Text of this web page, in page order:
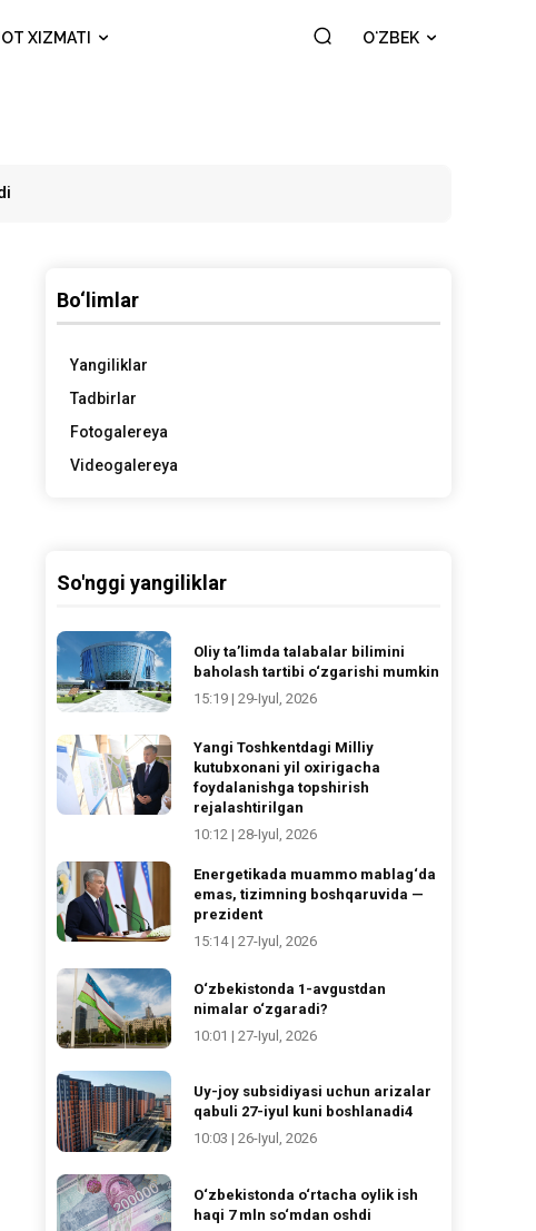
XIZMATI OʻZBEK
Bo‘limlar
Yangiliklar
Tadbirlar
Fotogalereya
Videogalereya
So'nggi yangiliklar
Oliy ta’limda talabalar bilimini
baholash tartibi o‘zgarishi mumkin
15:19 | 29-Iyul, 2026
Yangi Toshkentdagi Milliy
kutubxonani yil oxirigacha
foydalanishga topshirish
rejalashtirilgan
10:12 | 28-Iyul, 2026
Energetikada muammo mablag‘da
emas, tizimning boshqaruvida —
prezident
15:14 | 27-Iyul, 2026
O‘zbekistonda 1-avgustdan
nimalar o‘zgaradi?
10:01 | 27-Iyul, 2026
Uy-joy subsidiyasi uchun arizalar
qabuli 27-iyul kuni boshlanadi4
10:03 | 26-Iyul, 2026
O‘zbekistonda o‘rtacha oylik ish
haqi 7 mln so‘mdan oshdi